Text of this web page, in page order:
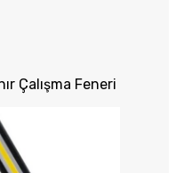
Çalışma Feneri